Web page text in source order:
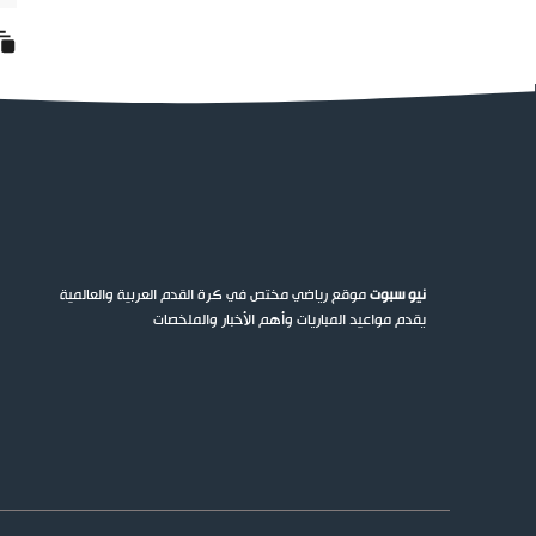
نيو سبوتموقع رياضي مختص في كرة القدم العربية والعالمية
يقدم مواعيد المباريات وأهم الأخبار والملخصات